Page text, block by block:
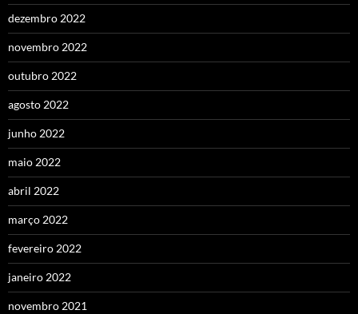
dezembro 2022
novembro 2022
outubro 2022
agosto 2022
junho 2022
maio 2022
abril 2022
março 2022
fevereiro 2022
janeiro 2022
novembro 2021